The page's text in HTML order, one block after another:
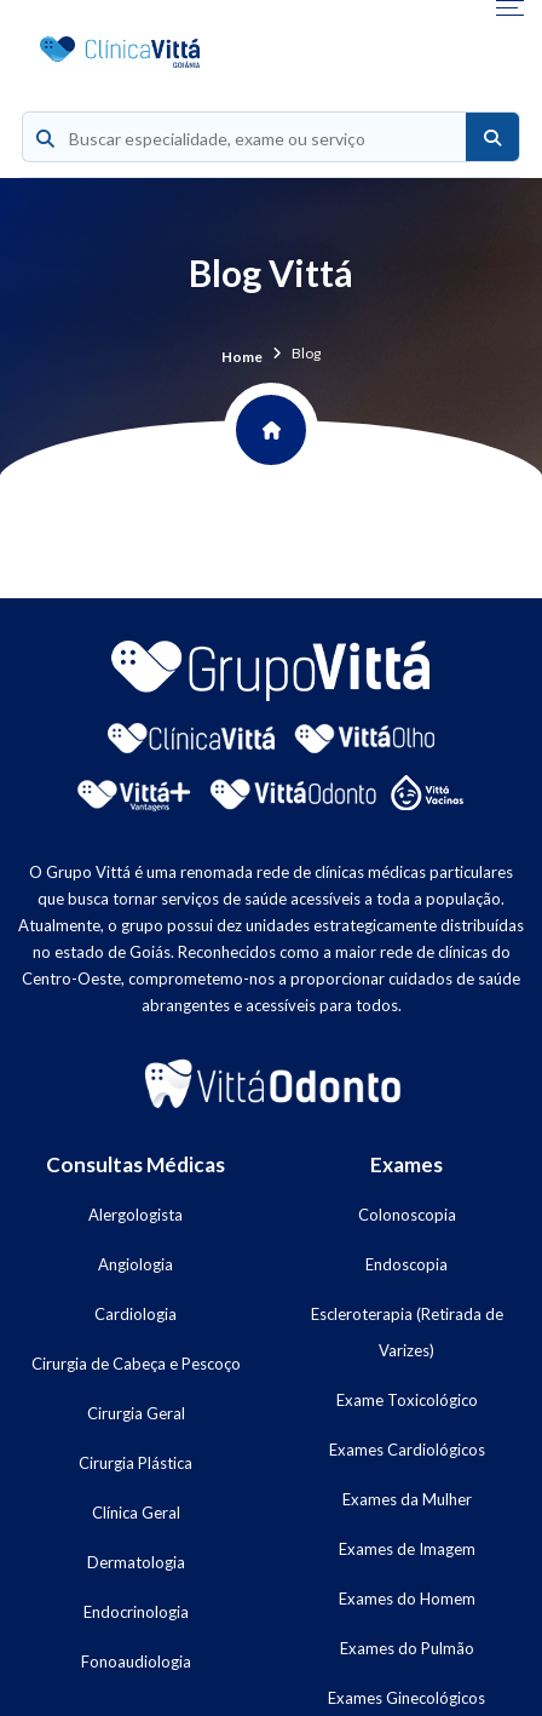
Blog Vittá
Home Blog
O Grupo Vittá é uma renomada rede de clínicas médicas particulares
que busca tornar serviços de saúde acessíveis a toda a população.
Atualmente, o grupo possui dez unidades estrategicamente distribuídas
no estado de Goiás. Reconhecidos como a maior rede de clínicas do
Centro-Oeste, comprometemo-nos a proporcionar cuidados de saúde
abrangentes e acessíveis para todos.
Consultas Médicas
Alergologista
Angiologia
Cardiologia
Cirurgia de Cabeça e Pescoço
Cirurgia Geral
Cirurgia Plástica
Clínica Geral
Dermatologia
Endocrinologia
Fonoaudiologia
Exames
Colonoscopia
Endoscopia
Escleroterapia (Retirada de
Varizes)
Exame Toxicológico
Exames Cardiológicos
Exames da Mulher
Exames de Imagem
Exames do Homem
Exames do Pulmão
Exames Ginecológicos